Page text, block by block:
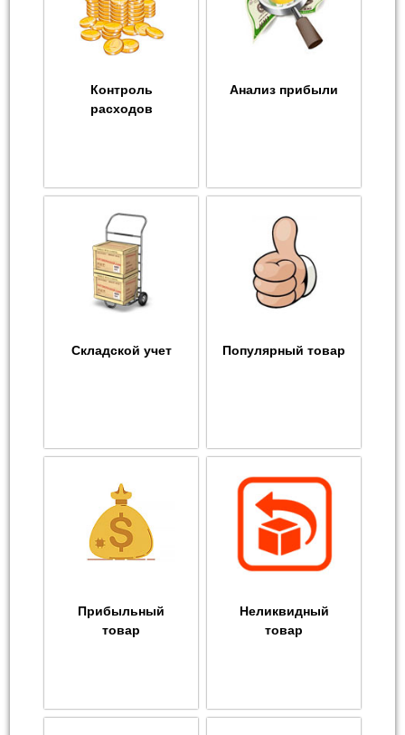
Контроль
расходов
Анализ прибыли
Складской учет Популярный товар
Прибыльный
товар
Неликвидный
товар